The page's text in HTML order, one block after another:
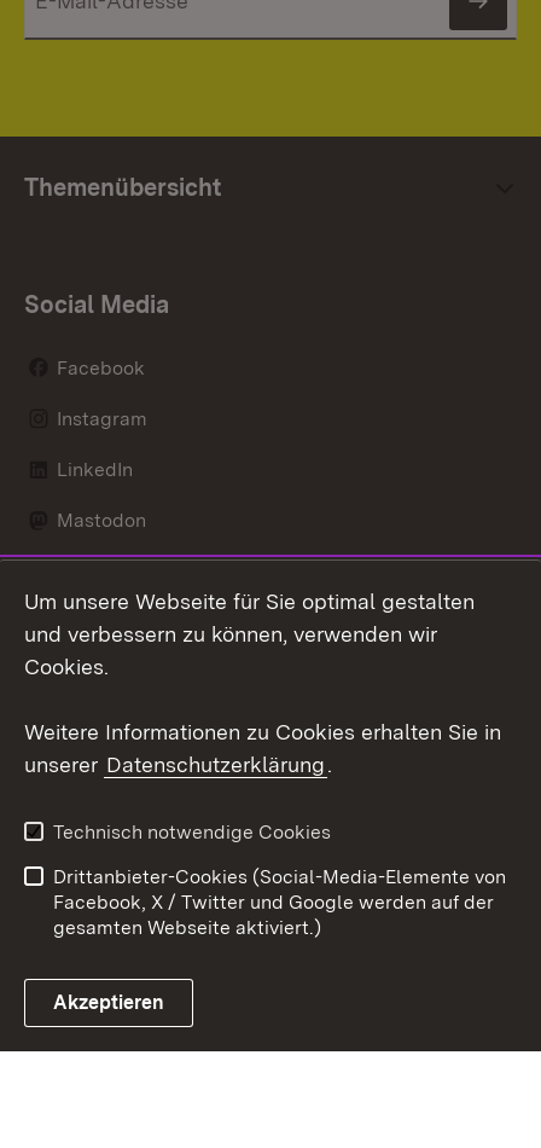
Themenübersicht
Social Media
Facebook
Instagram
LinkedIn
Mastodon
X / Twitter
Youtube
Link zum Landesportal
Kontakt
Datenschutz
Barrierefreiheit
Impressum Cookies
Um unsere Webseite für Sie optimal gestalten
und verbessern zu können, verwenden wir
Cookies.
Weitere Informationen zu Cookies erhalten Sie in
unserer Datenschutzerklärung.
Technisch notwendige Cookies
Drittanbieter-Cookies (Social-Media-Elemente von
Facebook, X / Twitter und Google werden auf der
gesamten Webseite aktiviert.)
Akzeptieren